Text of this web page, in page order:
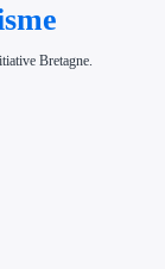
Bretagne.